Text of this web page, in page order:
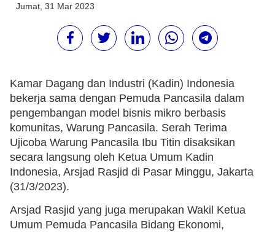
Jumat, 31 Mar 2023
Kamar Dagang dan Industri (Kadin) Indonesia
bekerja sama dengan Pemuda Pancasila dalam
pengembangan model bisnis mikro berbasis
komunitas, Warung Pancasila. Serah Terima
Ujicoba Warung Pancasila Ibu Titin disaksikan
secara langsung oleh Ketua Umum Kadin
Indonesia, Arsjad Rasjid di Pasar Minggu, Jakarta
(31/3/2023).
Arsjad Rasjid yang juga merupakan Wakil Ketua
Umum Pemuda Pancasila Bidang Ekonomi,